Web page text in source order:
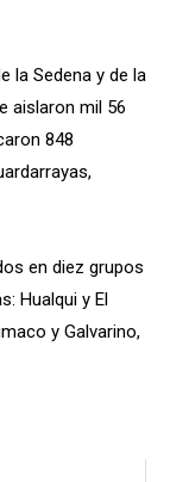
la Sedena y de la
aislaron mil 56
848
en diez grupos
Hualqui y El
y Galvarino,